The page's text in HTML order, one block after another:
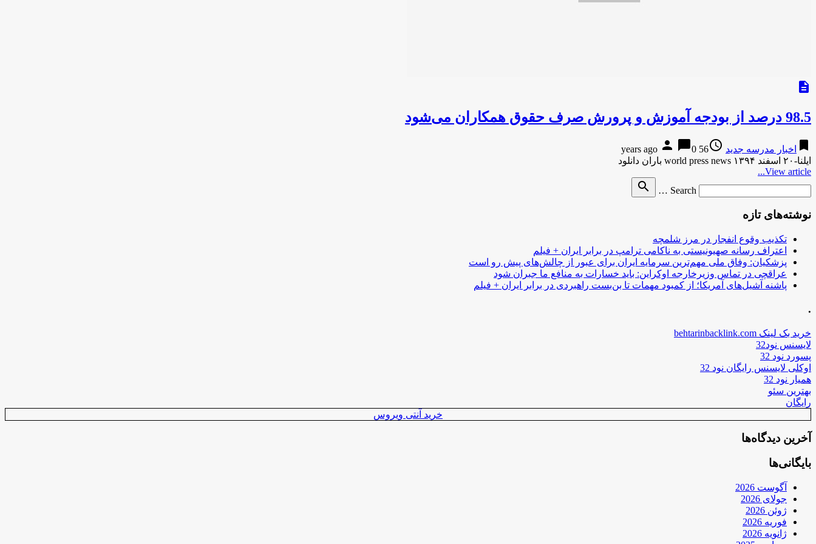
description
98.5 درصد از بودجه آموزش و پرورش صرف حقوق همکاران می‌شود
bookmark اخبار مدرسه جدید access_time
56 years ago
person chat_bubble0
ایلنا-۲۰ اسفند ۱۳۹۴ world press news باران دانلود
View article...
Search …
search
نوشته‌های تازه
تکذیب وقوع انفجار در مرز شلمچه
اعتراف رسانه صهیونیستی به ناکامی ترامپ در برابر ایران + فیلم
پزشکیان: وفاق ملی مهم‌ترین سرمایه ایران برای عبور از چالش‌های پیش رو است
عراقچی در تماس وزیرخارجه اوکراین: باید خسارات به منافع ما جبران شود
پاشنه آشیل‌های آمریکا؛ از کمبود مهمات تا بن‌بست راهبردی در برابر ایران + فیلم
.
خرید بک لینک behtarinbacklink.com
لایسنس نود32
پسورد نود 32
اوکلی لایسنس رایگان نود 32
همیار نود 32
بهترین سئو
رایگان
خرید آنتی ویروس
آخرین دیدگاه‌ها
بایگانی‌ها
آگوست 2026
جولای 2026
ژوئن 2026
فوریه 2026
ژانویه 2026